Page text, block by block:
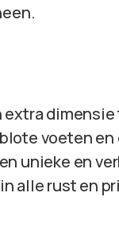
voeten
unieke en
alle rust en